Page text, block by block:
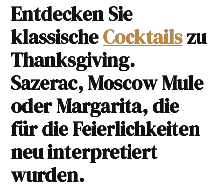
Entdecken Sie
klassischeCocktailszu
Thanksgiving.
Sazerac, Moscow Mule
oder Margarita, die
für die Feierlichkeiten
neu interpretiert
wurden.